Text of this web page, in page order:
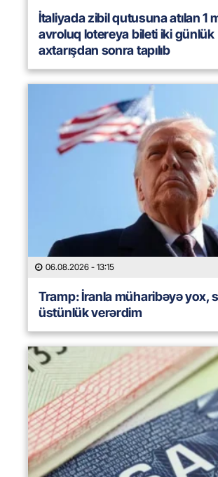
İtaliyada zibil qutusuna atılan 1
avroluq lotereya bileti iki günlük
axtarışdan sonra tapılıb
06.08.2026 - 13:15
Tramp: İranla müharibəyə yox,
üstünlük verərdim